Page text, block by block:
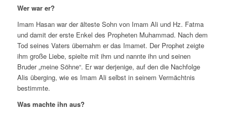
Wer war er?
Imam Hasan war der älteste Sohn von Imam Ali und Hz. Fatma
und damit der erste Enkel des Propheten Muhammad. Nach dem
Tod seines Vaters übernahm er das Imamet. Der Prophet zeigte
ihm große Liebe, spielte mit ihm und nannte ihn und seinen
Bruder „meine Söhne“. Er war derjenige, auf den die Nachfolge
Alis überging, wie es Imam Ali selbst in seinem Vermächtnis
bestimmte.
Was machte ihn aus?